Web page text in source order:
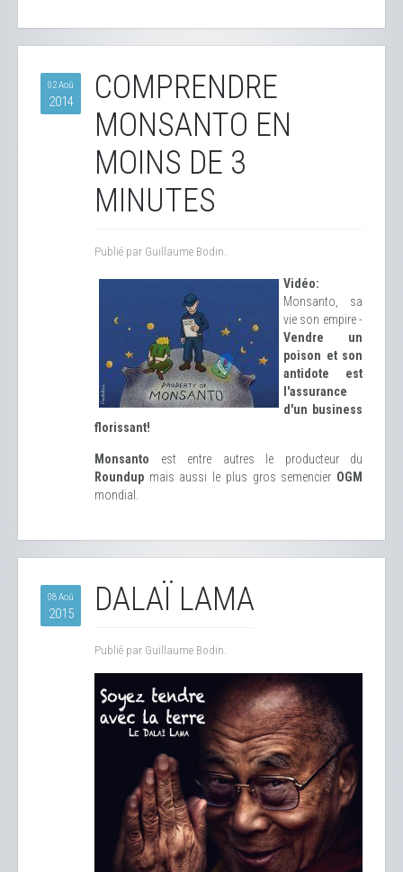
02 Aoû
2014
COMPRENDRE
MONSANTO EN
MOINS DE 3
MINUTES
Publié par Guillaume Bodin.
Vidéo:
Monsanto, sa
vie son empire -
Vendre un
poison et son
antidote est
l'assurance
d'un business
florissant!
Monsanto est entre autres le producteur du
Roundup mais aussi le plus gros semencier OGM
mondial.
08 Aoû
2015 DALAÏ LAMA
Publié par Guillaume Bodin.